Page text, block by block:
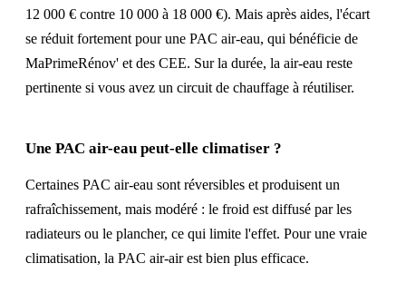
12 000 € contre 10 000 à 18 000 €). Mais après aides, l'écart
se réduit fortement pour une PAC air-eau, qui bénéficie de
MaPrimeRénov' et des CEE. Sur la durée, la air-eau reste
pertinente si vous avez un circuit de chauffage à réutiliser.
Une PAC air-eau peut-elle climatiser ?
Certaines PAC air-eau sont réversibles et produisent un
rafraîchissement, mais modéré : le froid est diffusé par les
radiateurs ou le plancher, ce qui limite l'effet. Pour une vraie
climatisation, la PAC air-air est bien plus efficace.